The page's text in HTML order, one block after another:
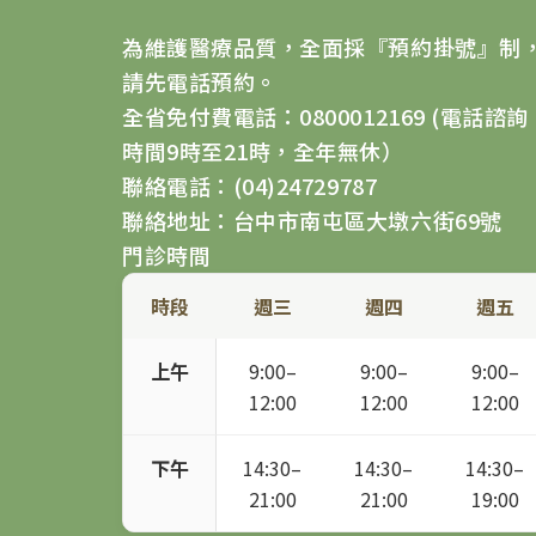
為維護醫療品質，全面採『預約掛號』制
請先電話預約。
全省免付費電話：0800012169 (電話諮詢
時間9時至21時，全年無休）
聯絡電話：(04)24729787
聯絡地址：台中市南屯區大墩六街69號
門診時間
時段 週三 週四 週五
上午
9:00–
12:00
9:00–
12:00
9:00–
12:00
下午
14:30–
21:00
14:30–
21:00
14:30–
19:00